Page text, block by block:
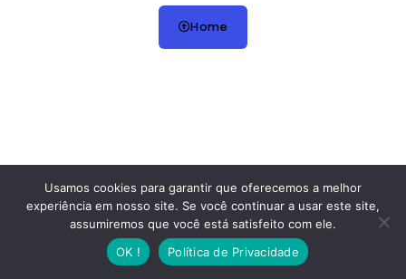
Home
Usamos cookies para garantir que oferecemos a melhor
experiência em nosso site. Se você continuar a usar este site,
assumiremos que você está satisfeito com ele.
OK !
Política de Privacidade